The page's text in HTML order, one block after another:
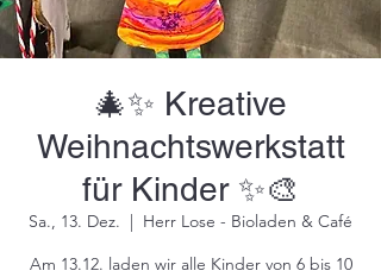
🎄✨ Kreative
Weihnachtswerkstatt
für Kinder ✨🎨
Sa., 13. Dez.
  |
Herr Lose - Bioladen & Café
Am 13.12. laden wir alle Kinder von 6 bis 10